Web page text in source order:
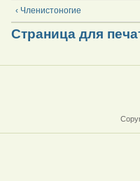
‹ Членистоногие
Страница для